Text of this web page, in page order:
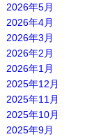
2026年5月
2026年4月
2026年3月
2026年2月
2026年1月
2025年12月
2025年11月
2025年10月
2025年9月